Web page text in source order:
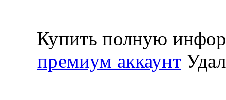
Купить полную
премиум аккаунт